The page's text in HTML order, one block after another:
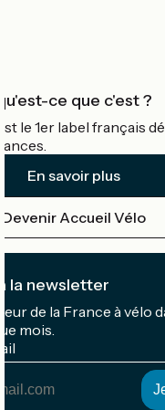
ce que c'est ?
le 1er label français
En savoir plus
Devenir Accueil Vélo
la newsletter
de la France à vélo
mois.